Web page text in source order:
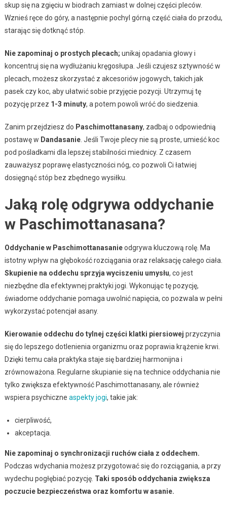
skup się na zgięciu w biodrach zamiast w dolnej części pleców.
Wznieś ręce do góry, a następnie pochyl górną część ciała do przodu,
starając się dotknąć stóp.
Nie zapominaj o prostych plecach; unikaj opadania głowy i
koncentruj się na wydłużaniu kręgosłupa. Jeśli czujesz sztywność w
plecach, możesz skorzystać z akcesoriów jogowych, takich jak
pasek czy koc, aby ułatwić sobie przyjęcie pozycji. Utrzymuj tę
pozycję przez 1-3 minuty, a potem powoli wróć do siedzenia.
Zanim przejdziesz do Paschimottanasany, zadbaj o odpowiednią
postawę w Dandasanie. Jeśli Twoje plecy nie są proste, umieść koc
pod pośladkami dla lepszej stabilności miednicy. Z czasem
zauważysz poprawę elastyczności nóg, co pozwoli Ci łatwiej
dosięgnąć stóp bez zbędnego wysiłku.
Jaką rolę odgrywa oddychanie
w Paschimottanasana?
Oddychanie w Paschimottanasanieodgrywa kluczową rolę. Ma
istotny wpływ na głębokość rozciągania oraz relaksację całego ciała.
Skupienie na oddechu sprzyja wyciszeniu umysłu, co jest
niezbędne dla efektywnej praktyki jogi. Wykonując tę pozycję,
świadome oddychanie pomaga uwolnić napięcia, co pozwala w pełni
wykorzystać potencjał asany.
Kierowanie oddechu do tylnej części klatki piersiowej przyczynia
się do lepszego dotlenienia organizmu oraz poprawia krążenie krwi.
Dzięki temu cała praktyka staje się bardziej harmonijna i
zrównoważona. Regularne skupianie się na technice oddychania nie
tylko zwiększa efektywność Paschimottanasany, ale również
wspiera psychiczne aspekty jogi, takie jak:
cierpliwość,
akceptacja.
Nie zapominaj o synchronizacji ruchów ciała z oddechem.
Podczas wdychania możesz przygotować się do rozciągania, a przy
wydechu pogłębiać pozycję. Taki sposób oddychania zwiększa
poczucie bezpieczeństwa oraz komfortu w asanie.